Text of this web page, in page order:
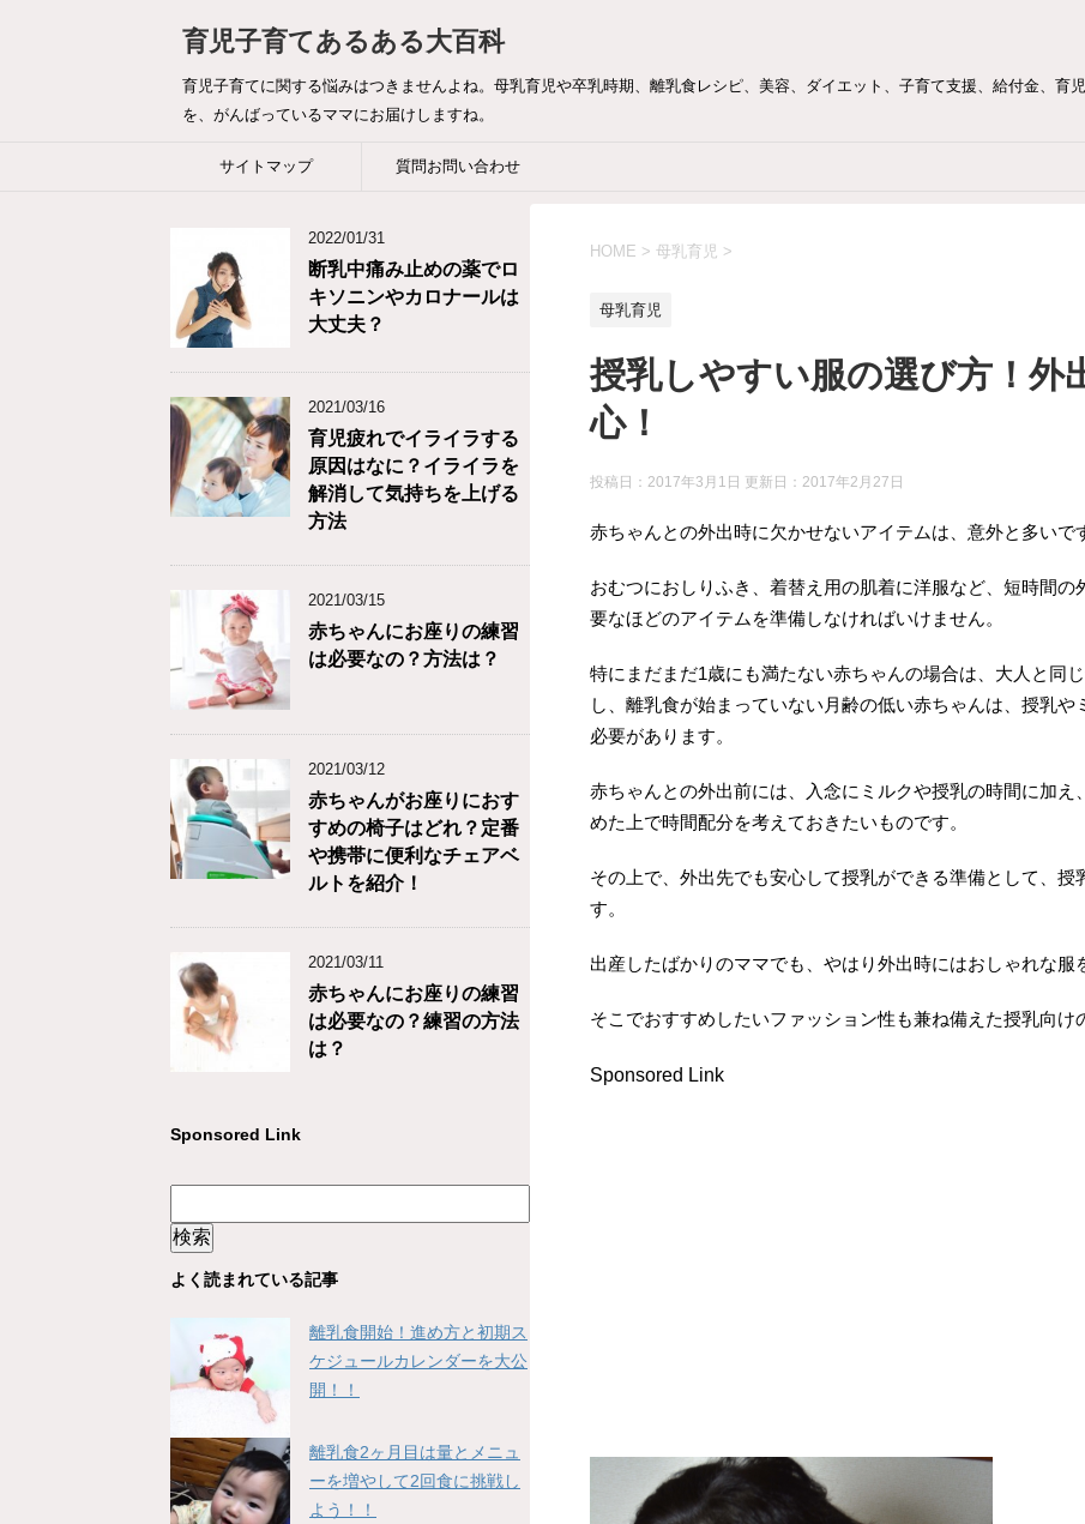
育児子育てあるある大百科
育児子育てに関する悩みはつきませんよね。母乳育児や卒乳時期、離乳食レシピ、美容、ダイエット、子育て支援、給付金、育
を、がんばっているママにお届けしますね。
サイトマップ 質問お問い合わせ
HOME > 母乳育児 >
母乳育児
授乳しやすい服の選び方！外
心！
投稿日：2017年3月1日 更新日： 2017年2月27日
赤ちゃんとの外出時に欠かせないアイテムは、意外と多いで
おむつにおしりふき、着替え用の肌着に洋服など、短時間
要なほどのアイテムを準備しなければいけません。
特にまだまだ1歳にも満たない赤ちゃんの場合は、大人と同
し、離乳食が始まっていない月齢の低い赤ちゃんは、授乳や
必要があります。
赤ちゃんとの外出前には、入念にミルクや授乳の時間に加
めた上で時間配分を考えておきたいものです。
その上で、外出先でも安心して授乳ができる準備として、
す。
出産したばかりのママでも、やはり外出時にはおしゃれな服
そこでおすすめしたいファッション性も兼ね備えた授乳向け
Sponsored Link
2022/01/31
断乳中痛み止めの薬でロ
キソニンやカロナールは
大丈夫？
2021/03/16
育児疲れでイライラする
原因はなに？イライラを
解消して気持ちを上げる
方法
2021/03/15
赤ちゃんにお座りの練習
は必要なの？方法は？
2021/03/12
赤ちゃんがお座りにおす
すめの椅子はどれ？定番
や携帯に便利なチェアベ
ルトを紹介！
2021/03/11
赤ちゃんにお座りの練習
は必要なの？練習の方法
は？
Sponsored Link
よく読まれている記事
離乳食開始！進め方と初期ス
ケジュールカレンダーを大公
開！！
離乳食2ヶ月目は量とメニュ
ーを増やして2回食に挑戦し
よう！！